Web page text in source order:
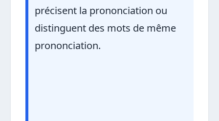
précisent la prononciation ou
distinguent des mots de même
prononciation.